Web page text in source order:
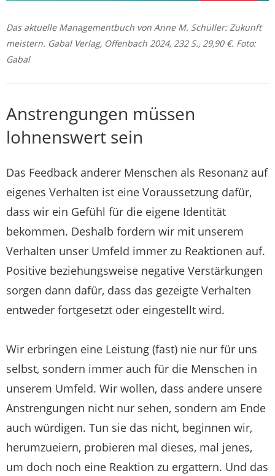
Das aktuelle Managementbuch von Anne M. Schüller: Zukunft
meistern. Gabal Verlag, Offenbach 2024, 232 S., 29,90 €. Foto:
Gabal
Anstrengungen müssen
lohnenswert sein
Das Feedback anderer Menschen als Resonanz auf
eigenes Verhalten ist eine Voraussetzung dafür,
dass wir ein Gefühl für die eigene Identität
bekommen. Deshalb fordern wir mit unserem
Verhalten unser Umfeld immer zu Reaktionen auf.
Positive beziehungsweise negative Verstärkungen
sorgen dann dafür, dass das gezeigte Verhalten
entweder fortgesetzt oder eingestellt wird.
Wir erbringen eine Leistung (fast) nie nur für uns
selbst, sondern immer auch für die Menschen in
unserem Umfeld. Wir wollen, dass andere unsere
Anstrengungen nicht nur sehen, sondern am Ende
auch würdigen. Tun sie das nicht, beginnen wir,
herumzueiern, probieren mal dieses, mal jenes,
um doch noch eine Reaktion zu ergattern. Und das